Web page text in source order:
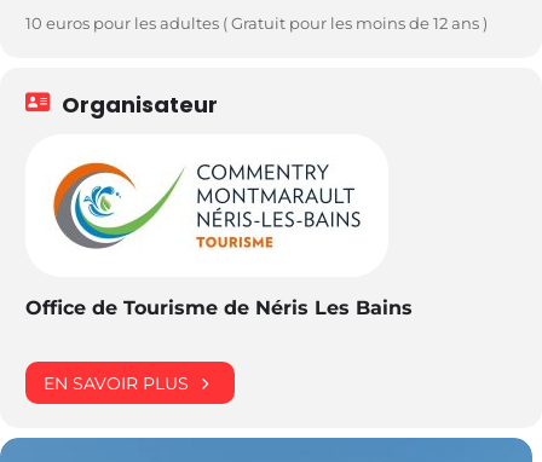
10 euros pour les adultes ( Gratuit pour les moins de 12 ans )
Organisateur
Office de Tourisme de Néris Les Bains
EN SAVOIR PLUS